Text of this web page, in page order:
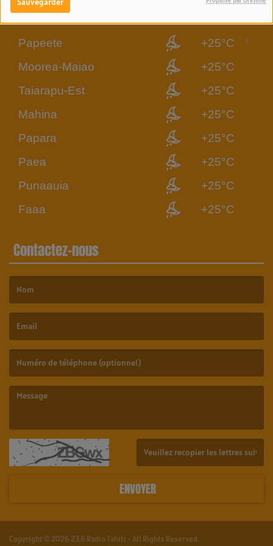
Météo Tahiti-Moorea
Papeete
+25°C
Moorea-Maiao
+25°C
Taiarapu-Est
+25°C
Mahina
+25°C
Papara
+25°C
Paea
+25°C
Punaauia
+25°C
Faaa
+25°C
Contactez-nous
ENVOYER
Copyright © 2026 23.6 Radio Tahiti - All Rights Reserved.